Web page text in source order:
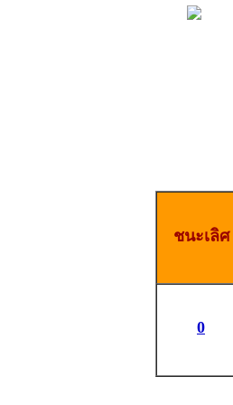
ชนะเลิศ
0